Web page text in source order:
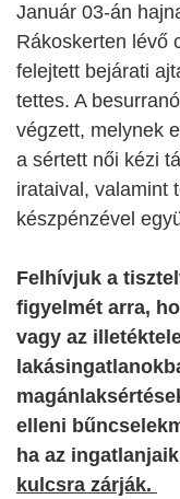
Január 03-án
Rákoskerten lévő
felejtett bejárati
tettes. A
végzett, melynek
a sértett női kézi
irataival, valamint
készpénzével
Felhívjuk a
figyelmét arra,
vagy az
elleni
ha az
kulcsra zárják.